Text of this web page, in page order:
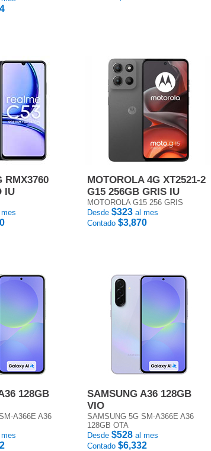
RMX3760
IU
MOTOROLA 4G XT2521-2
G15 256GB GRIS IU
MOTOROLA G15 256 GRIS
Desde $323 al mes
Contado $3,870
128GB
A366E A36
SAMSUNG A36 128GB
VIO
SAMSUNG 5G SM-A366E A36
128GB OTA
Desde $528 al mes
Contado $6,332